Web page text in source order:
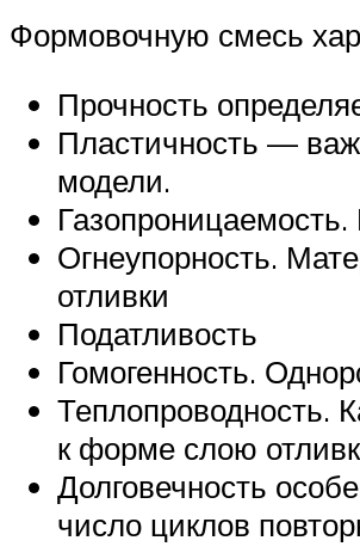
Формовочную смесь
Прочность
Пластичность —
модели.
Огнеупорность.
отливки
Податливость
Гомогенность.
Теплопроводность.
к форме слою
Долговечность
число циклов